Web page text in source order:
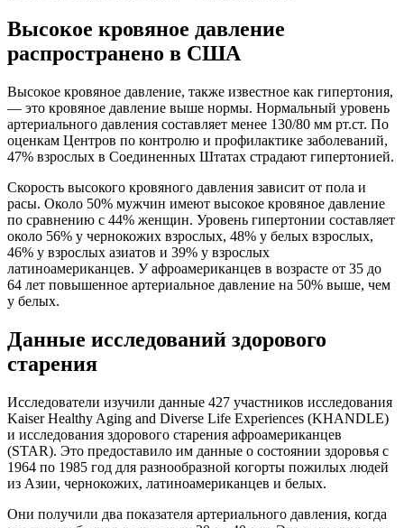
Высокое кровяное давление
распространено в США
Высокое кровяное давление, также известное как гипертония,
— это кровяное давление выше нормы. Нормальный уровень
артериального давления составляет менее 130/80 мм рт.ст. По
оценкам Центров по контролю и профилактике заболеваний,
47% взрослых в Соединенных Штатах страдают гипертонией.
Скорость высокого кровяного давления зависит от пола и
расы. Около 50% мужчин имеют высокое кровяное давление
по сравнению с 44% женщин. Уровень гипертонии составляет
около 56% у чернокожих взрослых, 48% у белых взрослых,
46% у взрослых азиатов и 39% у взрослых
латиноамериканцев. У афроамериканцев в возрасте от 35 до
64 лет повышенное артериальное давление на 50% выше, чем
у белых.
Данные исследований здорового
старения
Исследователи изучили данные 427 участников исследования
Kaiser Healthy Aging and Diverse Life Experiences (KHANDLE)
и исследования здорового старения афроамериканцев
(STAR). Это предоставило им данные о состоянии здоровья с
1964 по 1985 год для разнообразной когорты пожилых людей
из Азии, чернокожих, латиноамериканцев и белых.
Они получили два показателя артериального давления, когда